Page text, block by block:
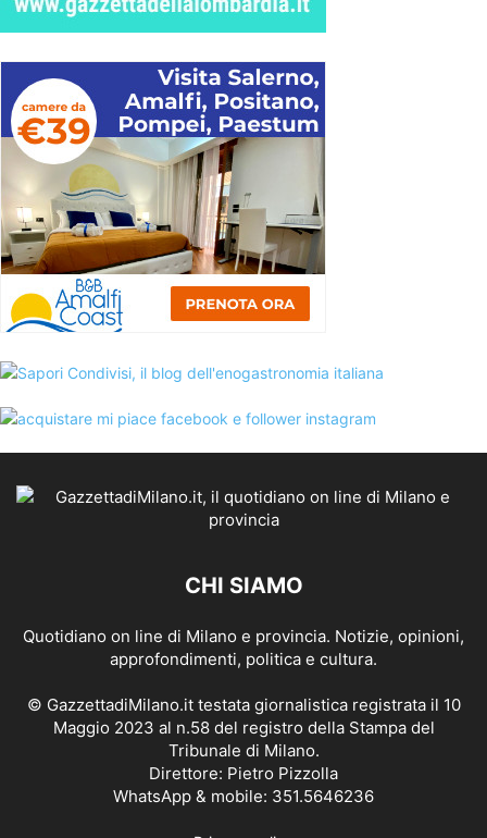
CHI SIAMO
Quotidiano on line di Milano e provincia. Notizie, opinioni,
approfondimenti, politica e cultura.
© GazzettadiMilano.it testata giornalistica registrata il 10
Maggio 2023 al n.58 del registro della Stampa del
Tribunale di Milano.
Direttore: Pietro Pizzolla
WhatsApp & mobile: 351.5646236